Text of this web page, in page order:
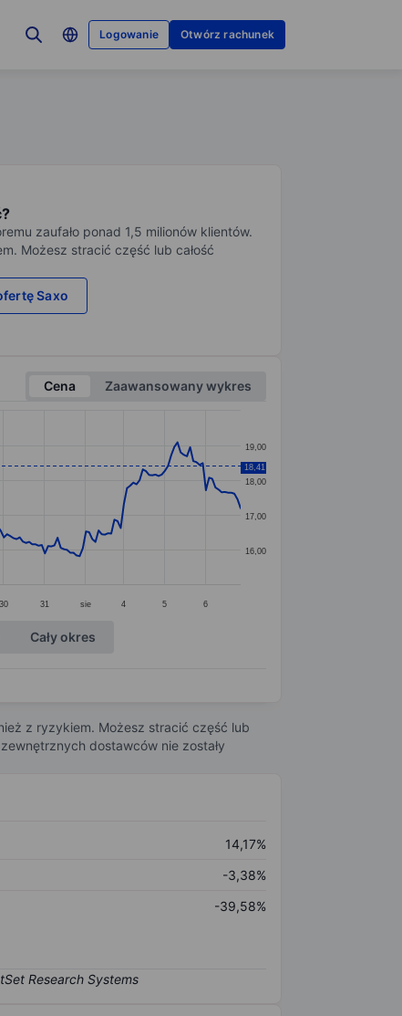
Logowanie Otwórz rachunek
zaufało ponad 1,5 milionów klientów.
Możesz stracić część lub całość
Saxo
Cena
Zaawansowany wykres
30 31 sie 4 5 6
16,00
17,00
18,00
19,00
18,41
Cały okres
z ryzykiem. Możesz stracić część lub
dostawców nie zostały
14,17%
-3,38%
-39,58%